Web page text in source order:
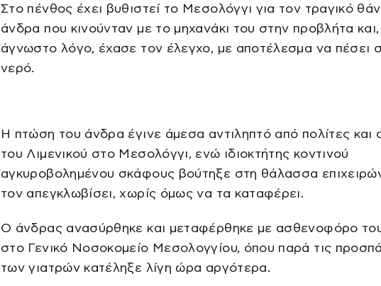
Στο πένθος έχει βυθιστεί το Μεσολόγγι για τον τραγικό
άνδρα που κινούνταν με το μηχανάκι του στην προβλήτα και,
άγνωστο λόγο, έχασε τον έλεγχο, με αποτέλεσμα να πέσει
νερό.
Η πτώση του άνδρα έγινε άμεσα αντιληπτό από πολίτες και
του Λιμενικού στο Μεσολόγγι, ενώ ιδιοκτήτης κοντινού
αγκυροβολημένου σκάφους βούτηξε στη θάλασσα
τον απεγκλωβίσει, χωρίς όμως να τα καταφέρει.
Ο άνδρας ανασύρθηκε και μεταφέρθηκε με ασθενοφόρο
στο Γενικό Νοσοκομείο Μεσολογγίου, όπου παρά τις
των γιατρών κατέληξε λίγη ώρα αργότερα.